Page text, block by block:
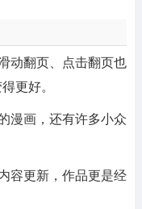
动翻页、点击翻页也
更好。
漫画，还有许多小众
容更新，作品更是经